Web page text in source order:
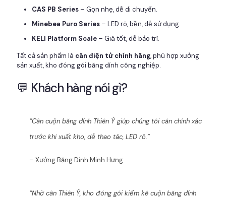
CAS PB Series – Gọn nhẹ, dễ di chuyển.
Minebea Puro Series – LED rõ, bền, dễ sử dụng.
KELI Platform Scale – Giá tốt, dễ bảo trì.
Tất cả sản phẩm là cân điện tử chính hãng, phù hợp xưởng
sản xuất, kho đóng gói băng dính công nghiệp.
💬 Khách hàng nói gì?
“Cân cuộn băng dính Thiên Ý giúp chúng tôi cân chính xác
trước khi xuất kho, dễ thao tác, LED rõ.”
– Xưởng Băng Dính Minh Hưng
“Nhờ cân Thiên Ý, kho đóng gói kiểm kê cuộn băng dính